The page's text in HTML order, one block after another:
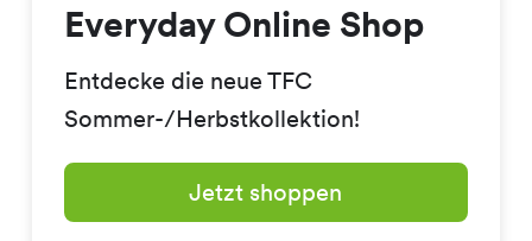
Everyday Online Shop
Entdecke die neue TFC
Sommer-/Herbstkollektion!
Jetzt shoppen